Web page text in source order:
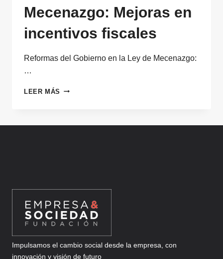
Mecenazgo: Mejoras en
incentivos fiscales
Reformas del Gobierno en la Ley de Mecenazgo:
…
LEER MÁS REFORMAS
Impulsamos el cambio social desde la empresa, con
innovación y visión de futuro